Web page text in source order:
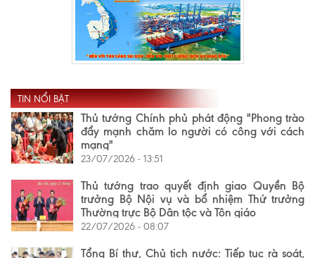
TIN NỔI BẬT
Thủ tướng Chính phủ phát động "Phong trào
đẩy mạnh chăm lo người có công với cách
mạng"
23/07/2026 - 13:51
Thủ tướng trao quyết định giao Quyền Bộ
trưởng Bộ Nội vụ và bổ nhiệm Thứ trưởng
Thường trực Bộ Dân tộc và Tôn giáo
22/07/2026 - 08:07
Tổng Bí thư, Chủ tịch nước: Tiếp tục rà soát,